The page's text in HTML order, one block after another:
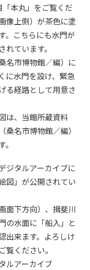
本丸」をご覧くだ
像上側）が茶色に塗
。こちらにも水門が
れています。
名市博物館／編）に
に水門を設け、緊急
る経路として用意さ
は、当館所蔵資料
桑名市博物館／編）
ジタルアーカイブに
図」が公開されてい
面下方向）、揖斐川
の水面に「船入」と
出来ます。よろしけ
覧ください。
ルアーカイブ